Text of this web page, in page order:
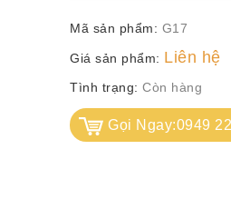
Mã sản phẩm: G17
Giá sản phẩm: Liên hệ
Tình trạng: Còn hàng
Gọi Ngay:0949